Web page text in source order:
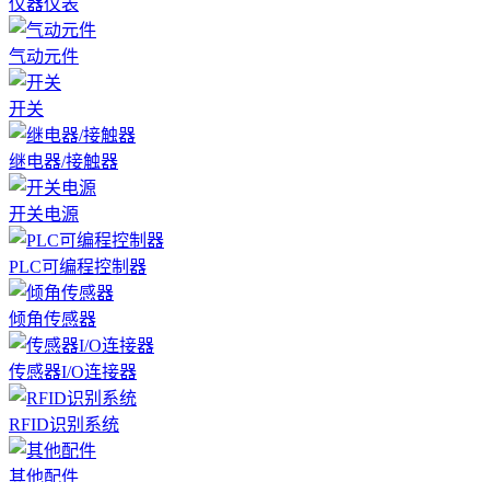
仪器仪表
气动元件
开关
继电器/接触器
开关电源
PLC可编程控制器
倾角传感器
传感器I/O连接器
RFID识别系统
其他配件